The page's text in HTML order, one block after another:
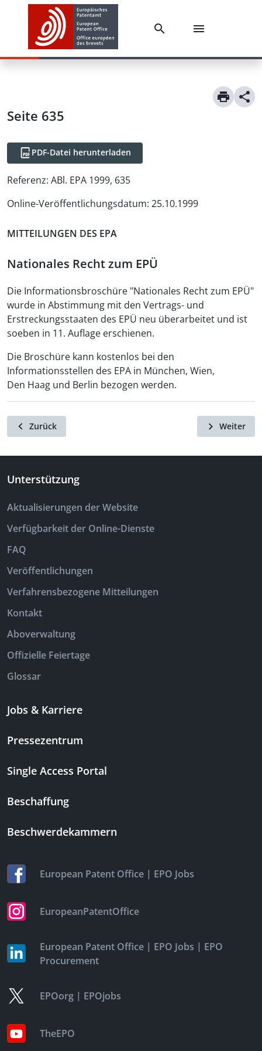
Seite 635
PDF-Datei herunterladen
Referenz: ABl. EPA 1999, 635
Online-Veröffentlichungsdatum: 25.10.1999
MITTEILUNGEN DES EPA
Nationales Recht zum EPÜ
Die Informationsbroschüre "Nationales Recht zum EPÜ"
wurde in Abstimmung mit den Vertrags- und
Erstreckungsstaaten des EPÜ neu überarbeitet und ist
soeben in 11. Auflage erschienen.
Die Broschüre kann kostenlos bei den
Informationsstellen des EPA in München, Wien,
Den Haag und Berlin bezogen werden.
Zurück Weiter
Unterstützung
Aktualisierungen der Website
Verfügbarkeit der Online-Dienste
FAQ
Veröffentlichungen
Verfahrensbezogene Mitteilungen
Kontakt
Aboverwaltung
Offizielle Feiertage
Glossar
Jobs & Karriere
Pressezentrum
Single Access Portal
Beschaffung
Beschwerdekammern
European Patent Office | EPO Jobs
EuropeanPatentOffice
European Patent Office | EPO Jobs | EPO
Procurement
EPOorg | EPOjobs
TheEPO